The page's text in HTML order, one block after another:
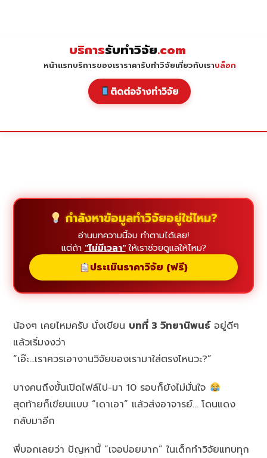
บริการรับทำวิจัย.com
หน้าแรกบริการของเราราคารับทำวิจัยเกี่ยวกับเราบล็อก
ติดต่อจ้างทำวิจัย
กำลังหาข้อมูลทำวิจัยอยู่ใช่ไหม?
อ่านบทความนี้จบ ทำตามได้เลย!
แต่ถ้า "ไม่มีเวลา"ให้เราช่วยดูแลให้ไหม?
ประเมินราคาวิจัย (ฟรี)
น้องๆ เคยไหมครับ นั่งเขียน บทที่ 3 วิทยานิพนธ์อยู่ดีๆ
แล้วเริ่มงงว่า
“เอ๊ะ…เราควรเอางานวิจัยของเรามาใส่ตรงไหนวะ?”
บางคนถึงขั้นเปิดไฟล์ไป-มา 10 รอบก็ยังไม่มั่นใจ
สุดท้ายก็เขียนแบบ “เดาเอา” แล้วส่งอาจารย์… โดนแดง
กลับมาอีก
พี่บอกเลยว่า ปัญหานี้ “เจอบ่อยมาก” ในเด็กทำวิจัยแทบทุก